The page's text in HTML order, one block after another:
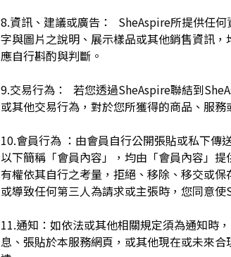
8.資訊、建議或廣告： SheAspire所提供任
字與圖片之說明、展示樣品或其他銷售資訊
應自行斟酌與判斷。
9.交易行為： 若您透過SheAspire聯結到
或其他交易行為，對於您所獲得的商品、服
10.會員行為 ：由會員自行公開張貼或私下傳
以下簡稱「會員內容」，均由「會員內容」
有權依其自行之考量，拒絕、移除、移交或
或導致任何第三人為請求或主張時，您同意
11.通知：如依法或其他相關規定須為通知時
息、張貼於本服務網頁，或其他現在或未來